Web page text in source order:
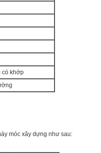
có khớp
móc xây dựng như sau: